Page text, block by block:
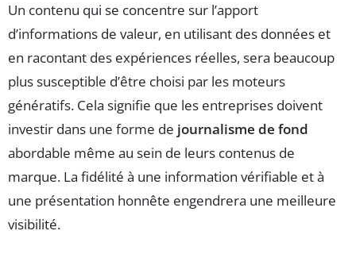
Un contenu qui se concentre sur l’apport
d’informations de valeur, en utilisant des données et
en racontant des expériences réelles, sera beaucoup
plus susceptible d’être choisi par les moteurs
génératifs. Cela signifie que les entreprises doivent
investir dans une forme de journalisme de fond
abordable même au sein de leurs contenus de
marque. La fidélité à une information vérifiable et à
une présentation honnête engendrera une meilleure
visibilité.